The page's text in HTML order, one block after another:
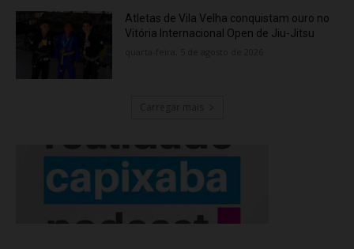
Atletas de Vila Velha conquistam ouro no
Vitória Internacional Open de Jiu-Jitsu